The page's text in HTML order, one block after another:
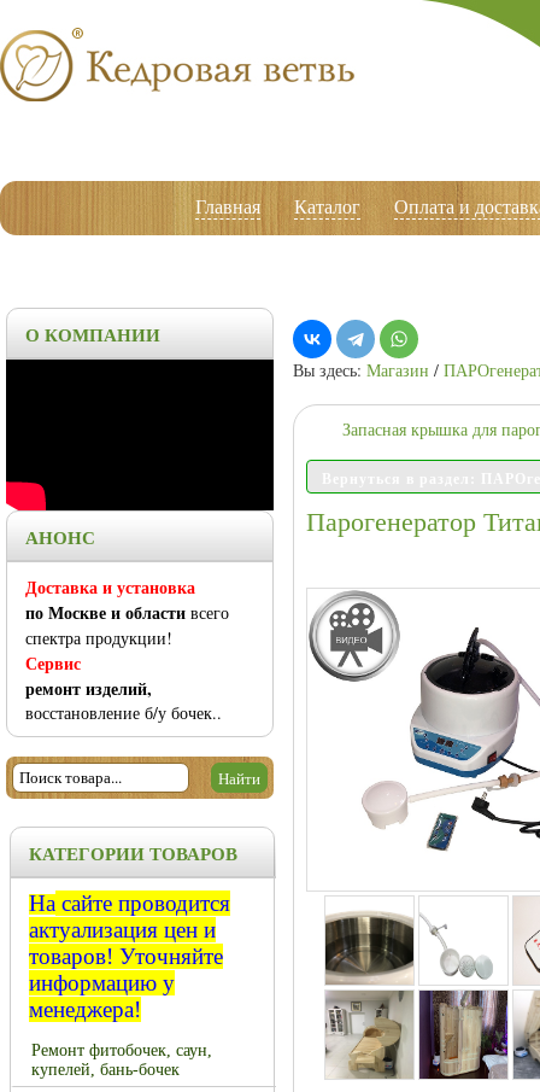
Главная Каталог Оплата и
О КОМПАНИИ
АНОНС
Доставка и установка
по Москве и области всего
спектра продукции!
Сервис
ремонт изделий,
восстановление б/у бочек..
КАТЕГОРИИ ТОВАРОВ
На сайте проводится
актуализация цен и
товаров! Уточняйте
информацию у
менеджера!
Ремонт фитобочек, саун,
купелей, бань-бочек
Вы здесь: Магазин /
Запасная крышка для
Парогенератор